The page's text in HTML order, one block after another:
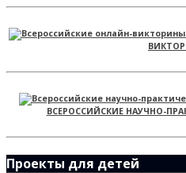
ВСЕРОССИЙСКИЕ НАУЧНО-
Проекты для детей